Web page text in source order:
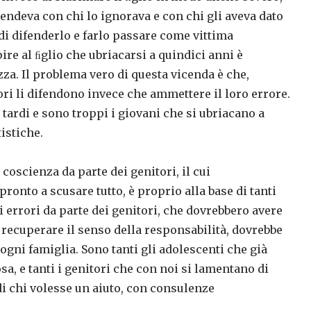
con chi lo ignorava e con chi gli aveva dato
difenderlo e farlo passare come vittima
al ﬁglio che ubriacarsi a quindici anni è
Il problema vero di questa vicenda è che,
li difendono invece che ammettere il loro errore.
e sono troppi i giovani che si ubriacano a
coscienza da parte dei genitori, il cui
a scusare tutto, è proprio alla base di tanti
da parte dei genitori, che dovrebbero avere
il senso della responsabilità, dovrebbe
famiglia. Sono tanti gli adolescenti che già
e tanti i genitori che con noi si lamentano di
volesse un aiuto, con consulenze